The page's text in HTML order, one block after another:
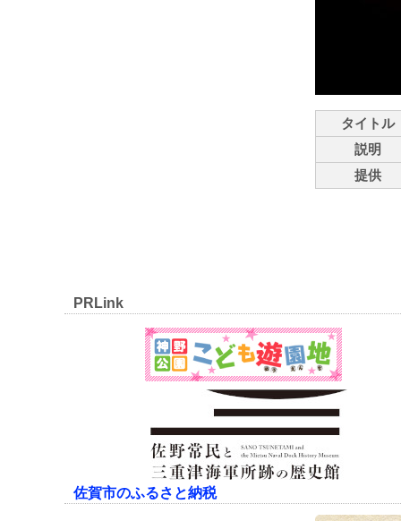
タイトル
説明
提供
PRLink
佐賀市のふるさと納税